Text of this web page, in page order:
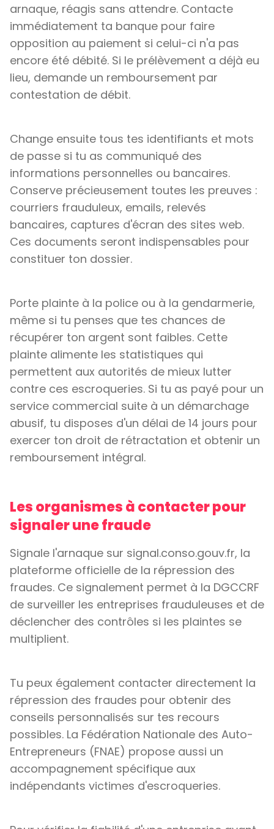
arnaque, réagis sans attendre. Contacte
immédiatement ta banque pour faire
opposition au paiement si celui-ci n'a pas
encore été débité. Si le prélèvement a déjà eu
lieu, demande un remboursement par
contestation de débit.
Change ensuite tous tes identifiants et mots
de passe si tu as communiqué des
informations personnelles ou bancaires.
Conserve précieusement toutes les preuves :
courriers frauduleux, emails, relevés
bancaires, captures d'écran des sites web.
Ces documents seront indispensables pour
constituer ton dossier.
Porte plainte à la police ou à la gendarmerie,
même si tu penses que tes chances de
récupérer ton argent sont faibles. Cette
plainte alimente les statistiques qui
permettent aux autorités de mieux lutter
contre ces escroqueries. Si tu as payé pour un
service commercial suite à un démarchage
abusif, tu disposes d'un délai de 14 jours pour
exercer ton droit de rétractation et obtenir un
remboursement intégral.
Les organismes à contacter pour
signaler une fraude
Signale l'arnaque sur signal.conso.gouv.fr, la
plateforme officielle de la répression des
fraudes. Ce signalement permet à la DGCCRF
de surveiller les entreprises frauduleuses et de
déclencher des contrôles si les plaintes se
multiplient.
Tu peux également contacter directement la
répression des fraudes pour obtenir des
conseils personnalisés sur tes recours
possibles. La Fédération Nationale des Auto-
Entrepreneurs (FNAE) propose aussi un
accompagnement spécifique aux
indépendants victimes d'escroqueries.